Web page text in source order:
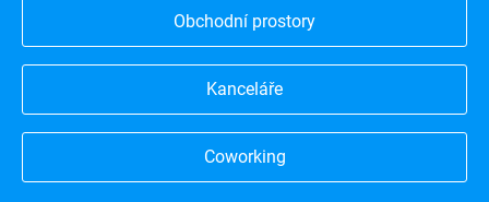
Obchodní prostory
Kanceláře
Coworking